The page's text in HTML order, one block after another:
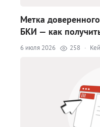
Метка
БКИ — как
6 июля 2026 258 ·